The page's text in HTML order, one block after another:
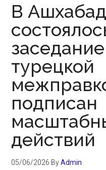
В
турецкой
подписан
действий
05/06/2026 ByAdmin